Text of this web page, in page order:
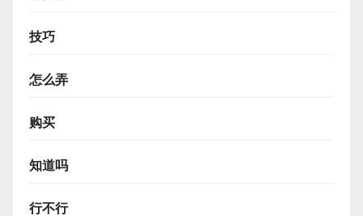
技巧
怎么弄
购买
知道吗
行不行